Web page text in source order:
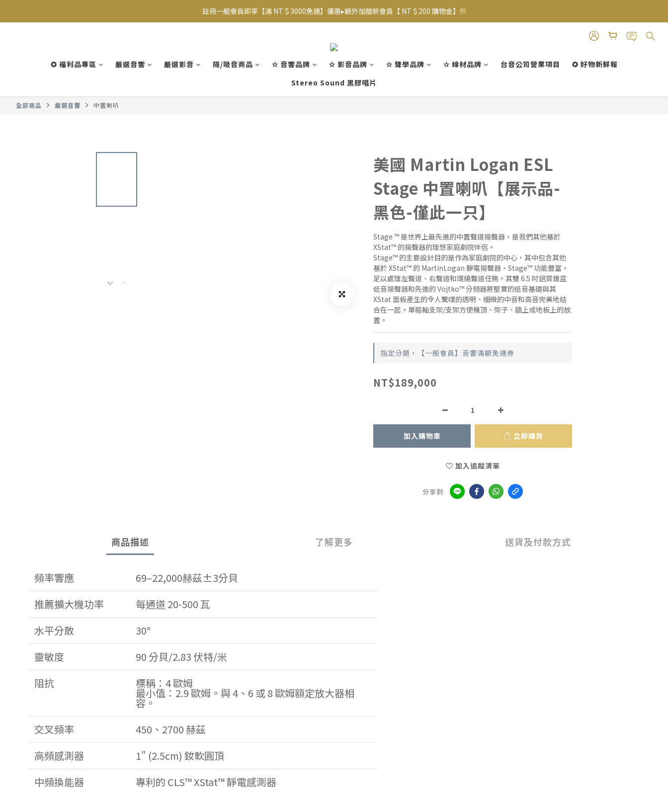
【專屬VIP折扣】已上線~ 請至【帳戶】查看相應優惠及等級
註冊一般會員即享【滿 NT＄3000免運】優惠▸額外加贈新會員【 NT＄200 購物金】!!!
✪ 福利品專區 嚴選音響 嚴選影音 隔/吸音商品 ✫ 音響品牌 ✫ 影音品牌 ✫ 聲學品牌 ✫ 線材品牌 台音公司營業項目
✪ 好物新鮮報
Stereo Sound 黑膠唱片
全部商品 嚴選音響 中置喇叭
美國 Martin Logan ESL
Stage 中置喇叭【展示品-
黑色-僅此一只】
Stage ™ 是世界上最先進的中置聲道揚聲器，是我們其他基於
XStat™ 的揚聲器的理想家庭劇院伴侶。
Stage™ 的主要設計目的是作為家庭劇院的中心，其中包含其他
基於 XStat™ 的 MartinLogan 靜電揚聲器，Stage™ 功能豐富，
足以處理左聲道、右聲道和環繞聲道任務。其雙 6.5 吋鋁質錐盆
低音揚聲器和先進的 Vojtko™ 分頻器將堅實的低音基礎與其
XStat 面板產生的令人驚嘆的透明、細緻的中音和高音完美地結
合在一起。單樞軸支架/支架方便機頂、架子、牆上或地板上的放
置。
指定分類，【一般會員】音響滿額免運券
NT$189,000
加入購物車 立即購買
加入追蹤清單
分享到
商品描述 了解更多 送貨及付款方式
頻率響應
69–22,000赫茲±3分貝
推薦擴大機功率
每通道 20-500 瓦
水平分散
30°
靈敏度
90 分貝/2.83 伏特/米
阻抗
標稱：4 歐姆
最小值：2.9 歐姆。與 4、6 或 8 歐姆額定放大器相
容。
交叉頻率
450、2700 赫茲
高頻感測器
1" (2.5cm) 釹軟圓頂
中頻換能器
專利的 CLS™ XStat™ 靜電感測器